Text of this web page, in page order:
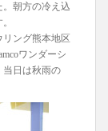
朝方の冷え込
ング熊本地区
ワンダーシ
当日は秋雨の